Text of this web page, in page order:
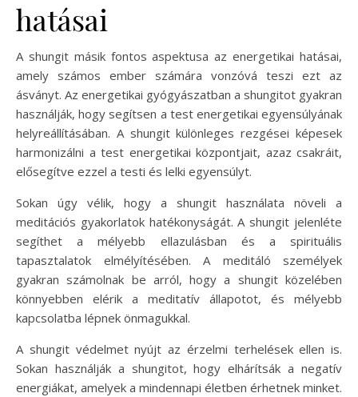
hatásai
A shungit másik fontos aspektusa az energetikai hatásai,
amely számos ember számára vonzóvá teszi ezt az
ásványt. Az energetikai gyógyászatban a shungitot gyakran
használják, hogy segítsen a test energetikai egyensúlyának
helyreállításában. A shungit különleges rezgései képesek
harmonizálni a test energetikai központjait, azaz csakráit,
elősegítve ezzel a testi és lelki egyensúlyt.
Sokan úgy vélik, hogy a shungit használata növeli a
meditációs gyakorlatok hatékonyságát. A shungit jelenléte
segíthet a mélyebb ellazulásban és a spirituális
tapasztalatok elmélyítésében. A meditáló személyek
gyakran számolnak be arról, hogy a shungit közelében
könnyebben elérik a meditatív állapotot, és mélyebb
kapcsolatba lépnek önmagukkal.
A shungit védelmet nyújt az érzelmi terhelések ellen is.
Sokan használják a shungitot, hogy elhárítsák a negatív
energiákat, amelyek a mindennapi életben érhetnek minket.